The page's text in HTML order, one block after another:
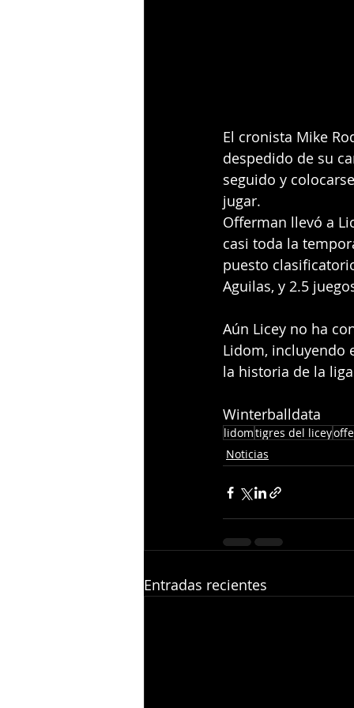
El cronista Mike
despedido de su
seguido y
jugar.
Offerman llevó a
casi toda la
puesto
Aguilas, y 2.5
Aún Licey no ha
Lidom, incluyendo
la historia de la
Winterballdata
lidomtigres del licey
Noticias
Entradas recientes